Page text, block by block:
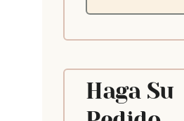
Haga Su